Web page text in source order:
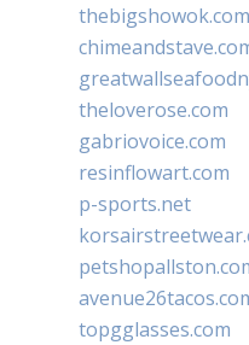
thebigshowok.com
theloverose.com
gabriovoice.com
resinflowart.com
p-sports.net
topgglasses.com